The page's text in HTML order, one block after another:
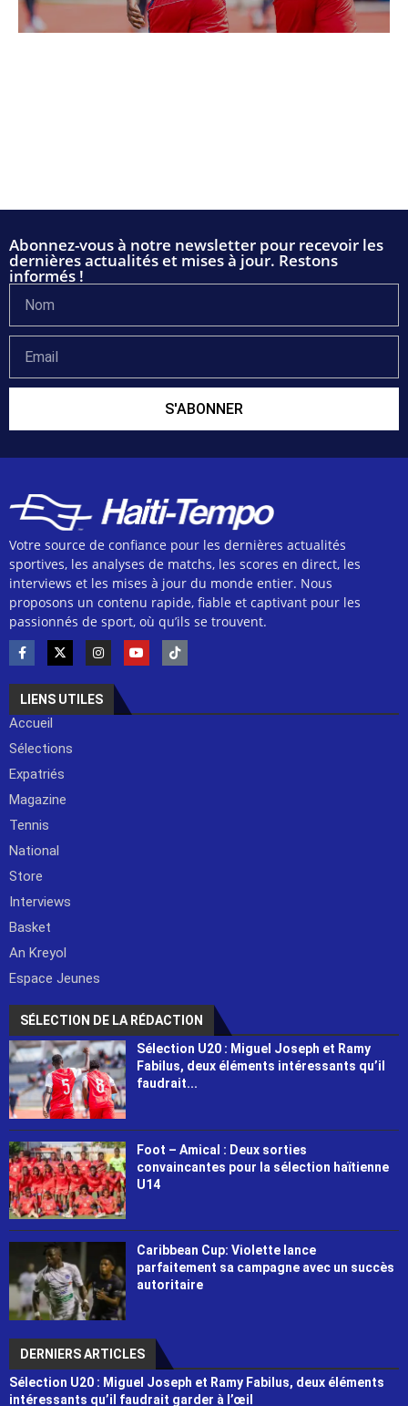
Abonnez-vous à notre newsletter pour recevoir les
dernières actualités et mises à jour. Restons
informés !
S'ABONNER
Votre source de confiance pour les dernières actualités
sportives, les analyses de matchs, les scores en direct, les
interviews et les mises à jour du monde entier. Nous
proposons un contenu rapide, fiable et captivant pour les
passionnés de sport, où qu’ils se trouvent.
LIENS UTILES
Accueil
Sélections
Expatriés
Magazine
Tennis
National
Store
Interviews
Basket
An Kreyol
Espace Jeunes
SÉLECTION DE LA RÉDACTION
Sélection U20 : Miguel Joseph et Ramy
Fabilus, deux éléments intéressants qu’il
faudrait...
Foot – Amical : Deux sorties
convaincantes pour la sélection haïtienne
U14
Caribbean Cup: Violette lance
parfaitement sa campagne avec un succès
autoritaire
DERNIERS ARTICLES
Sélection U20 : Miguel Joseph et Ramy Fabilus, deux éléments
intéressants qu’il faudrait garder à l’œil